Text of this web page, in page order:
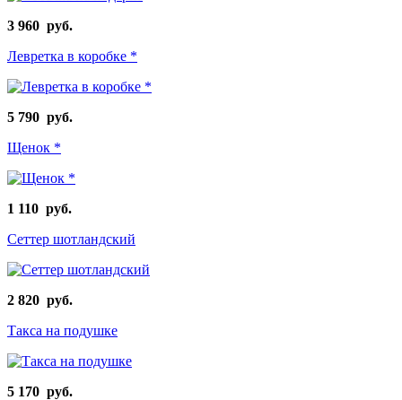
3 960 руб.
Левретка в коробке *
5 790 руб.
Щенок *
1 110 руб.
Сеттер шотландский
2 820 руб.
Такса на подушке
5 170 руб.